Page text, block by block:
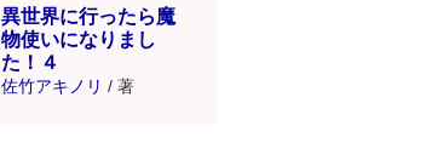
異世界に行ったら魔
物使いになりまし
た！４
佐竹アキノリ / 著